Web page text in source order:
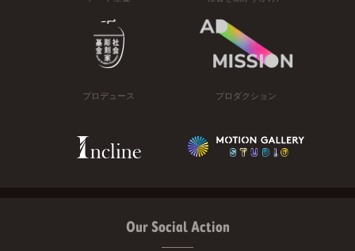
プロデュース プロダクション
Our Social Action